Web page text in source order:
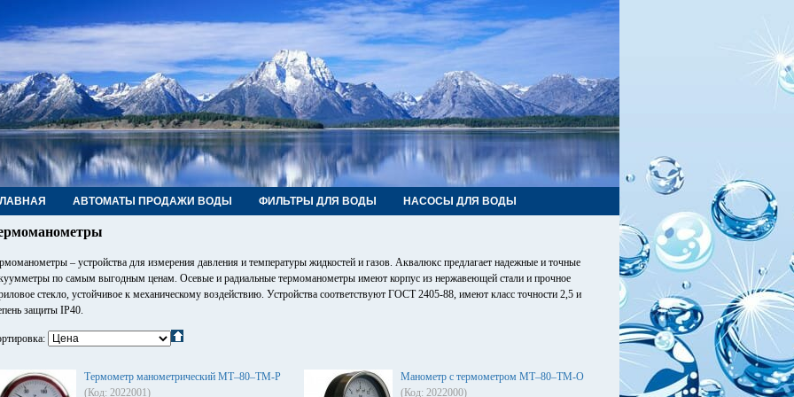
АВТОМАТЫ ПРОДАЖИ ВОДЫ ФИЛЬТРЫ ДЛЯ ВОДЫ НАСОСЫ ДЛЯ ВОДЫ
ФИТИНГИ, КРАНЫ
– устройства для измерения давления и температуры жидкостей и газов. Аквалюкс предлагает надежные и точные
по самым выгодным ценам. Осевые и радиальные термоманометры имеют корпус из нержавеющей стали и прочное
стекло, устойчивое к механическому воздействию. Устройства соответствуют ГОСТ 2405-88, имеют класс точности 2,5 и
защиты IР40.
Термометр манометрический МТ–80–ТМ-Р
(Код: 2022001)
Манометр с термометром МТ–80–ТМ-О
(Код: 2022000)